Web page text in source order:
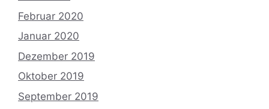
Februar 2020
Januar 2020
Dezember 2019
Oktober 2019
September 2019